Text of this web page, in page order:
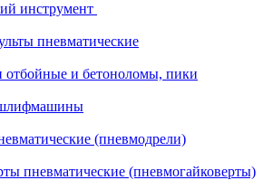
инструмент
пневматические
отбойные и бетоноломы, пики
(пневмодрели)
пневматические (пневмогайковерты)